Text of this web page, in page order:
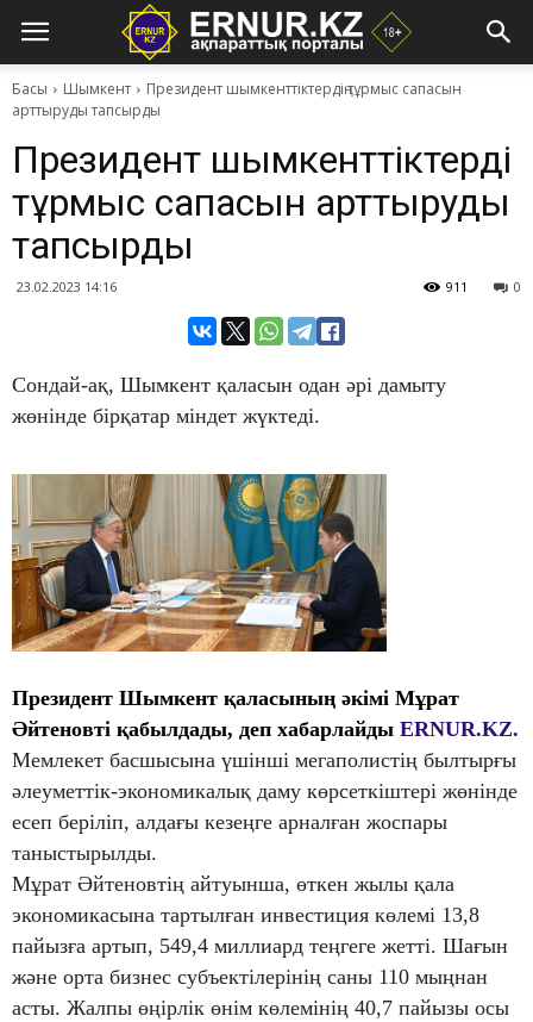
Басы Шымкент
Президент шымкенттіктердің тұрмыс сапасын
арттыруды тапсырды
Президент шымкенттіктердің
тұрмыс сапасын арттыруды
тапсырды
23.02.2023 14:16 0
911
​Сондай-ақ, Шымкент қаласын одан әрі дамыту
жөнінде бірқатар міндет жүктеді.
Президент Шымкент қаласының әкімі Мұрат
Әйтеновті қабылдады, деп хабарлайды ERNUR.KZ.
Мемлекет басшысына үшінші мегаполистің былтырғы
әлеуметтік-экономикалық даму көрсеткіштері жөнінде
есеп беріліп, алдағы кезеңге арналған жоспары
таныстырылды.
Мұрат Әйтеновтің айтуынша, өткен жылы қала
экономикасына тартылған инвестиция көлемі 13,8
пайызға артып, 549,4 миллиард теңгеге жетті. Шағын
және орта бизнес субъектілерінің саны 110 мыңнан
асты. Жалпы өңірлік өнім көлемінің 40,7 пайызы осы